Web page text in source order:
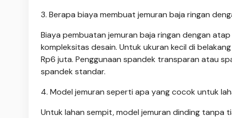
3. Berapa biaya membuat jemuran baja ringan
Biaya pembuatan jemuran baja ringan dengan
kompleksitas desain. Untuk ukuran kecil di
Rp6 juta. Penggunaan spandek transparan atau
spandek standar.
4. Model jemuran seperti apa yang cocok untuk
Untuk lahan sempit, model jemuran dinding tanpa